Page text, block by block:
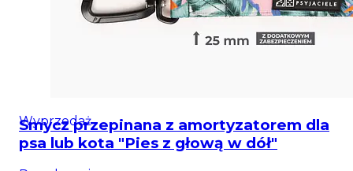
Wyprzedaż
Smycz przepinana z amortyzatorem dla
psa lub kota "Pies z głową w dół"